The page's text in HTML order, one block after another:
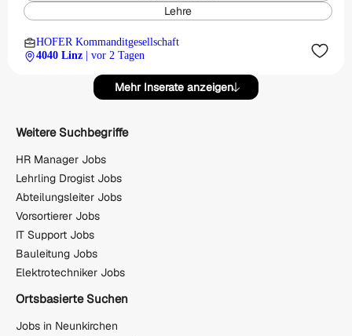
Lehre
HOFER Kommanditgesellschaft
4040 Linz
| vor 2 Tagen
Mehr Inserate anzeigen
Weitere Suchbegriffe
HR Manager Jobs
Lehrling Drogist Jobs
Abteilungsleiter Jobs
Vorsortierer Jobs
IT Support Jobs
Bauleitung Jobs
Elektrotechniker Jobs
Ortsbasierte Suchen
Jobs in Neunkirchen